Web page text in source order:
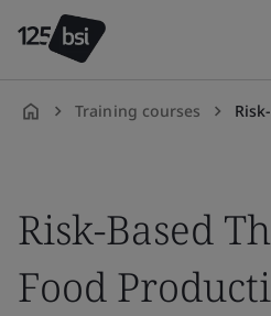
Training courses
Risk-Based
Food